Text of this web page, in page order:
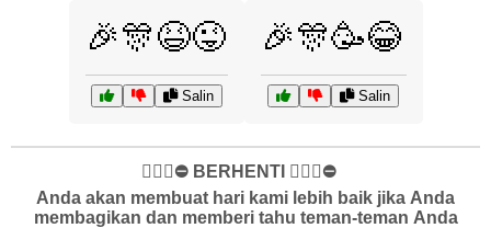
🎉🎊😆😜
Salin
🎉🎊🥳😂
Salin
✋🏻🛑⛔️ BERHENTI ✋🏻🛑⛔️
Anda akan membuat hari kami lebih baik jika Anda
membagikan dan memberi tahu teman-teman Anda